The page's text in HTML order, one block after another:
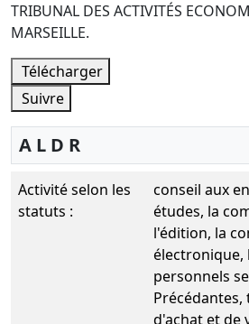
TRIBUNAL DES ACTIVITÉS
MARSEILLE.
Télécharger
Suivre
A L D R
Activité selon les
statuts :
conseil aux
études, la
l'édition, la
personnels
d'achat et de